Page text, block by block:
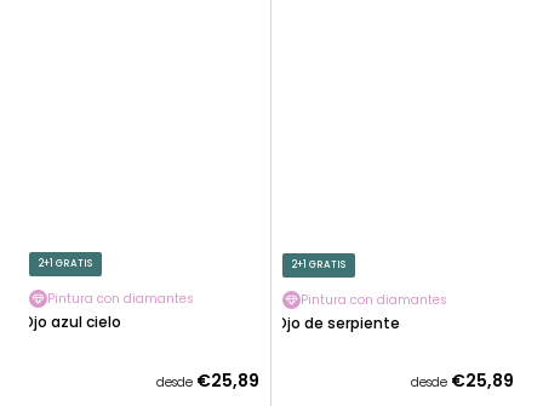
2+1 GRATIS
Pintura con diamantes
Ojo azul cielo
desde €25,89
2+1 GRATIS
Pintura con diamantes
Ojo de serpiente
desde €25,89